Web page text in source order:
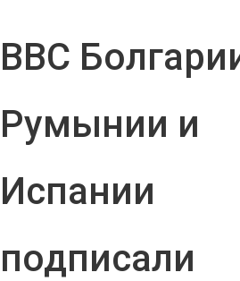
ВВС
Румынии и
Испании
подписали